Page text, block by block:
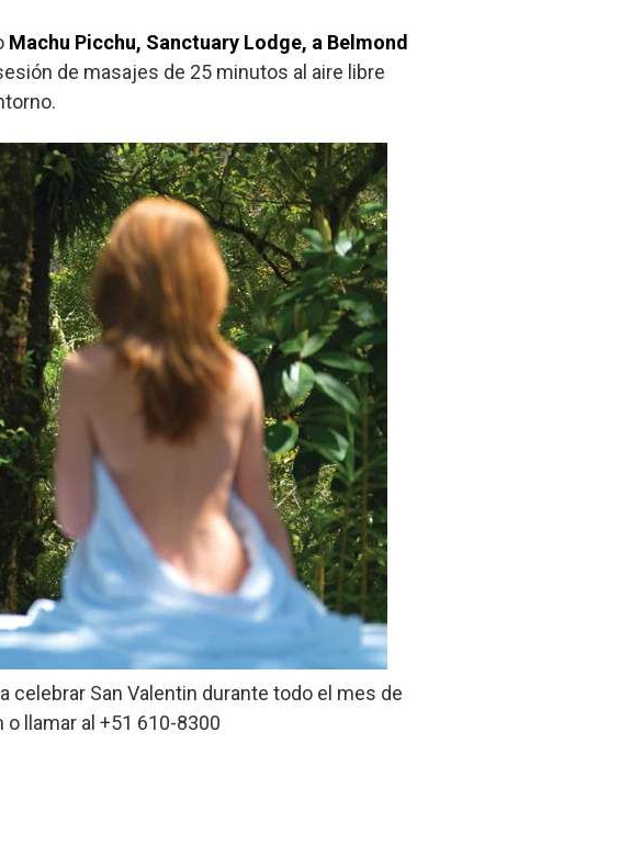
Machu Picchu, Sanctuary Lodge, a Belmond
de masajes de 25 minutos al aire libre
San Valentin durante todo el mes de
llamar al +51 610-8300